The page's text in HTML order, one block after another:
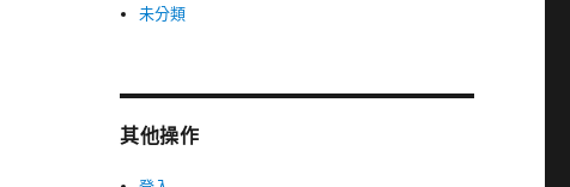
未分類
其他操作